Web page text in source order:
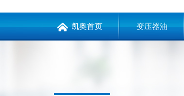
凯奥首页 变压器油